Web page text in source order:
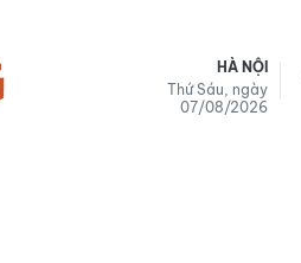
HÀ NỘI
Thứ Sáu, ngày
07/08/2026